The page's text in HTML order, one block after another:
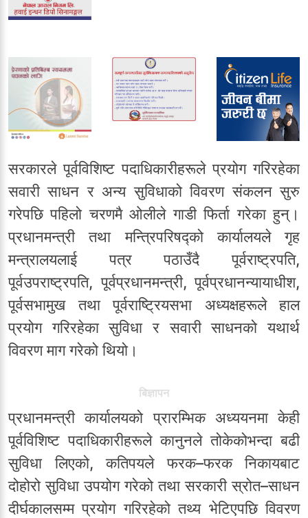
सरकारले पूर्वविशिष्ट पदाधिकारीहरूले प्रयोग गरिरहेका
सवारी साधन र अन्य सुविधाको विवरण संकलन सुरु
गरेपछि पहिलो चरणमै ओलीले गाडी फिर्ता गरेका हुन्।
प्रधानमन्त्री तथा मन्त्रिपरिषद्को कार्यालयले गृह
मन्त्रालयलाई पत्र पठाउँदै पूर्वराष्ट्रपति,
पूर्वउपराष्ट्रपति, पूर्वप्रधानमन्त्री, पूर्वप्रधानन्यायाधीश,
पूर्वसभामुख तथा पूर्वराष्ट्रियसभा अध्यक्षहरूले हाल
प्रयोग गरिरहेका सुविधा र सवारी साधनको यथार्थ
विवरण माग गरेको थियो।
बिज्ञापन
प्रधानमन्त्री कार्यालयको प्रारम्भिक अध्ययनमा केही
पूर्वविशिष्ट पदाधिकारीहरूले कानुनले तोकेकोभन्दा बढी
सुविधा लिएको, कतिपयले फरक–फरक निकायबाट
दोहोरो सुविधा उपयोग गरेको तथा सरकारी स्रोत–साधन
दीर्घकालसम्म प्रयोग गरिरहेको तथ्य भेटिएपछि विवरण